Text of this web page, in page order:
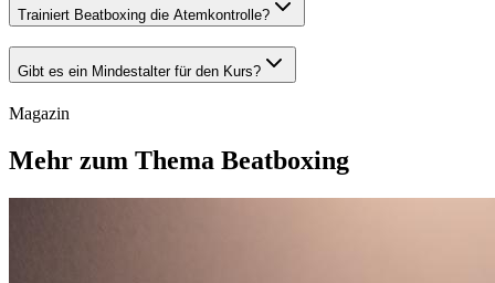
Trainiert Beatboxing die Atemkontrolle?
Gibt es ein Mindestalter für den Kurs?
Magazin
Mehr zum Thema Beatboxing